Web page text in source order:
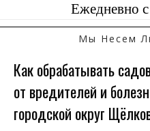
Ежедневно
Мы Несем
Как обрабатывать
от вредителей и
городской округ